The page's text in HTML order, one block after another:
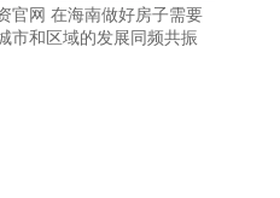
官网 在海南做好房子需要
市和区域的发展同频共振